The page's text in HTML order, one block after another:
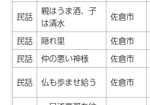
民話
親はうま酒、子
は清水
佐倉市
民話
隠れ里 佐倉市
民話
仲の悪い神様 佐倉市
民話
仏も歩ませ給う 佐倉市